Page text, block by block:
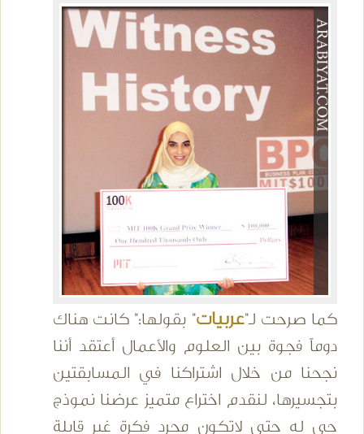
كما صرحت لـ"عربيات" بقولها:" كانت هناك
دوماً فجوة بين العلوم والأعمال أعتقد أننا
نجحنا من خلال اشتراكنا في المسابقتين
بتجسيرها، لنقدم اختراع متميز عرضنا نموذج
حي له حتى لاتكون مجرد فكرة غير قابلة